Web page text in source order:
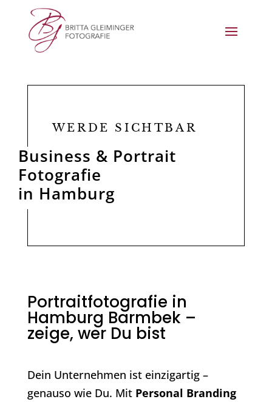
WERDE SICHTBAR
Business & Portrait
Fotografie
in Hamburg
Portraitfotografie in
Hamburg Barmbek –
zeige, wer Du bist
Dein Unternehmen ist einzigartig –
genauso wie Du. Mit Personal Branding